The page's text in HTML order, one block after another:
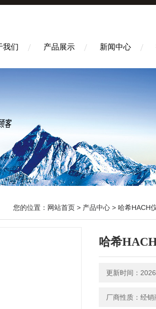
我们 产品展示 新闻中心
您的位置： 网站首页 > 产品中心 > 哈希HACH
哈希
更新时间：
厂商性质：经销